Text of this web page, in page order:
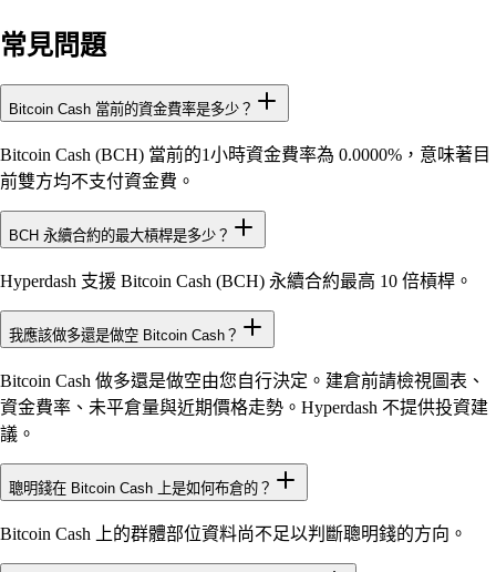
常見問題
Bitcoin Cash 當前的資金費率是多少？
Bitcoin Cash (BCH) 當前的1小時資金費率為 0.0000%，意味著目
前雙方均不支付資金費。
BCH 永續合約的最大槓桿是多少？
Hyperdash 支援 Bitcoin Cash (BCH) 永續合約最高 10 倍槓桿。
我應該做多還是做空 Bitcoin Cash？
Bitcoin Cash 做多還是做空由您自行決定。建倉前請檢視圖表、
資金費率、未平倉量與近期價格走勢。Hyperdash 不提供投資建
議。
聰明錢在 Bitcoin Cash 上是如何布倉的？
Bitcoin Cash 上的群體部位資料尚不足以判斷聰明錢的方向。